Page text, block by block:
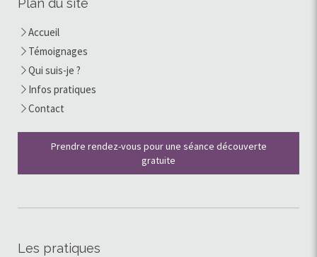
Plan du site
Accueil
Témoignages
Qui suis-je ?
Infos pratiques
Contact
Prendre rendez-vous pour une séance découverte
gratuite
Les pratiques